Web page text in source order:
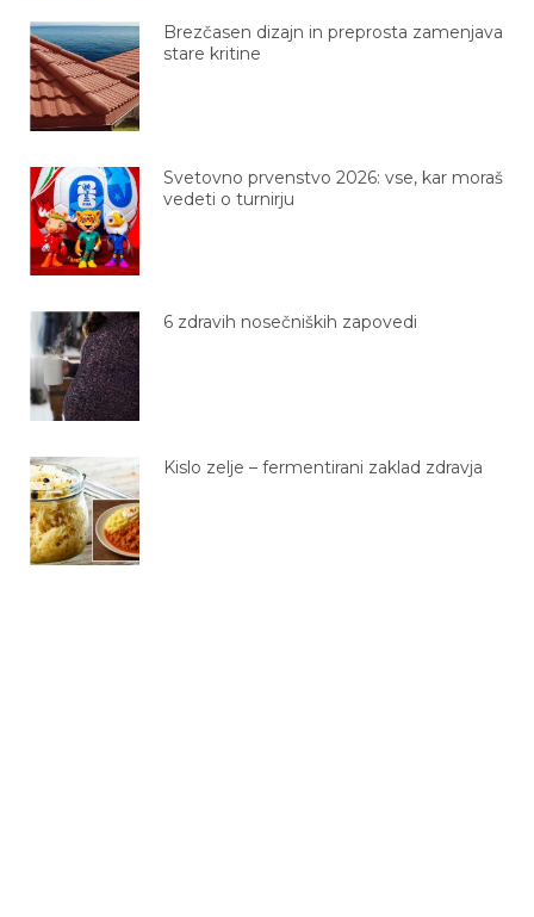
Brezčasen dizajn in preprosta zamenjava
stare kritine
Svetovno prvenstvo 2026: vse, kar moraš
vedeti o turnirju
6 zdravih nosečniških zapovedi
Kislo zelje – fermentirani zaklad zdravja